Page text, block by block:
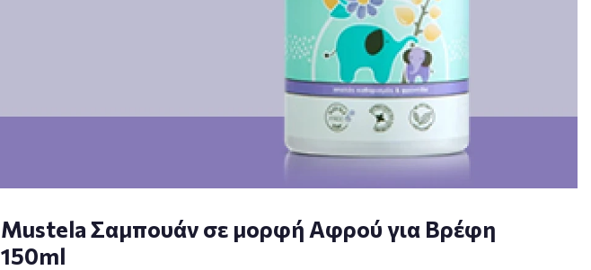
Mustela Σαμπουάν σε μορφή Αφρού για Βρέφη
150ml